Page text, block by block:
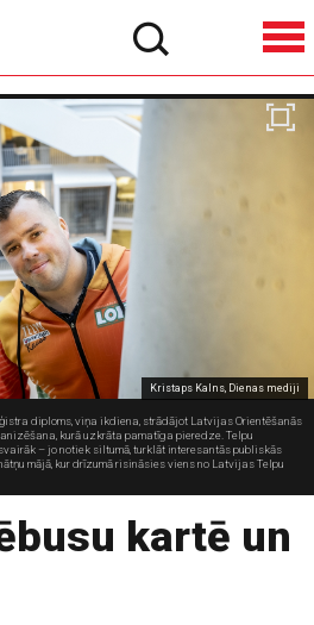
Kristaps Kalns, Dienas mediji
diploms, viņa ikdiena, strādājot Latvijas Orientēšanās
kurā uzkrāta pamatīga pieredze. Telpu
– jo notiek siltumā, turklāt interesantās publiskās
mājā, kur drīzumā risināsies viens no Latvijas Telpu
kartē un